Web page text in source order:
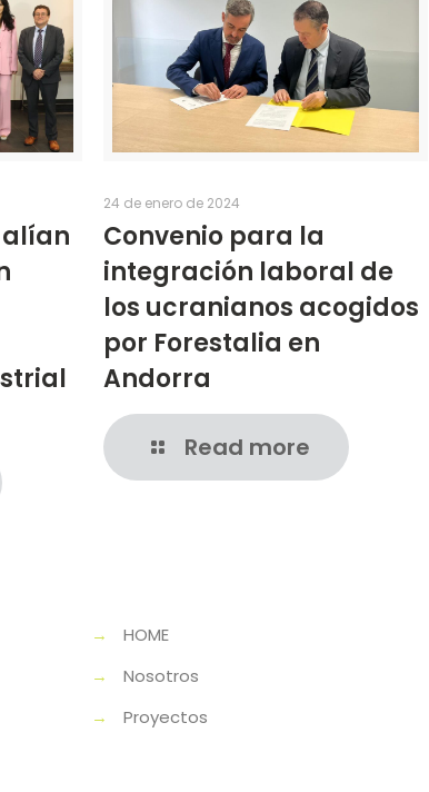
alían
24 de enero de 2024
Convenio para la
integración laboral de
los ucranianos acogidos
por Forestalia en
Andorra
Read more
→
HOME
→
Nosotros
→
Proyectos